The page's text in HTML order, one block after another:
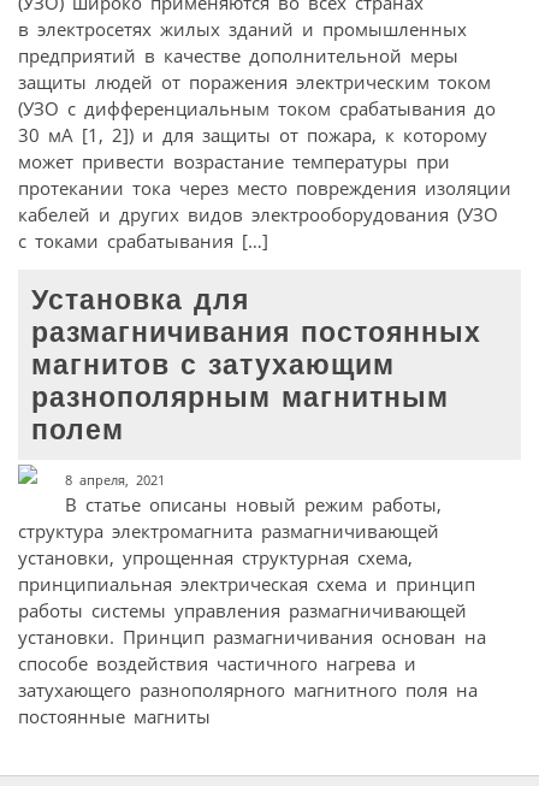
в электросетях жилых зданий и промышленных
предприятий в качестве дополнительной меры
защиты людей от поражения электрическим током
(УЗО с дифференциальным током срабатывания до
30 мА [1, 2]) и для защиты от пожара, к которому
может привести возрастание температуры при
протекании тока через место повреждения изоляции
кабелей и других видов электрооборудования (УЗО
с токами срабатывания […]
Установка для
размагничивания постоянных
магнитов с затухающим
разнополярным магнитным
полем
8 апреля, 2021
В статье описаны новый режим работы,
структура электромагнита размагничивающей
установки, упрощенная структурная схема,
принципиальная электрическая схема и принцип
работы системы управления размагничивающей
установки. Принцип размагничивания основан на
способе воздействия частичного нагрева и
затухающего разнополярного магнитного поля на
постоянные магниты